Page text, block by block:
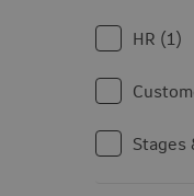
HR 1
Stages